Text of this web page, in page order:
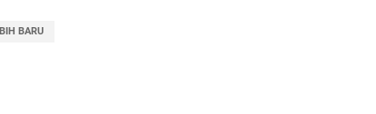
BARU